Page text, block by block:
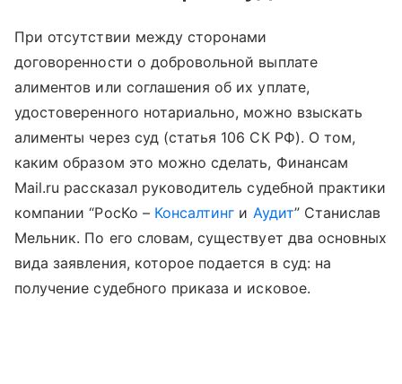
При отсутствии между сторонами
договоренности о добровольной выплате
алиментов или соглашения об их уплате,
удостоверенного нотариально, можно взыскать
алименты через суд (статья 106 СК РФ). О том,
каким образом это можно сделать, Финансам
Mail.ru рассказал руководитель судебной практики
компании “РосКо – Консалтинг и Аудит” Станислав
Мельник. По его словам, существует два основных
вида заявления, которое подается в суд: на
получение судебного приказа и исковое.